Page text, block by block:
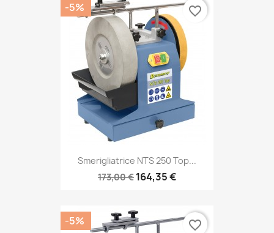
Smerigliatrice NTS 250 Top...
173,00 € 164,35 €
-5% favorite_border
-5% favorite_border